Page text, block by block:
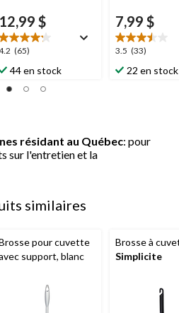
12,99 $
(65)
étoile(s)
sur
5.
44 en stock
7,99 $
3.5 (33)
3.5
étoile(s)
sur
22 en stock
résidant au Québec: pour
sur l'entretien et la
similaires
pour cuvette
support, blanc
Brosse à
Simplicite